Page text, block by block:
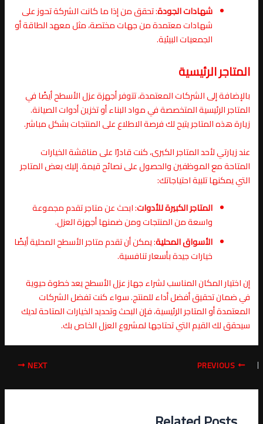
شهادات الجودة: تحقق من إذا ما كانت الشركة تحوز على
شهادات معتمدة من جهات مختصة، مثل معهد الطاقة أو
الجمعيات البيئية.
المتاجر الرئيسية
بالإضافة إلى الشركات المعتمدة، تتوفر أجهزة عزل الأسطح أيضًا في
المتاجر الرئيسية المتخصصة في مواد البناء أو تخزين أدوات الصيانة.
زيارة هذه المتاجر يتيح لك فرصة الاطلاع على المنتجات بشكل مباشر.
عند زيارتي لأحد المتاجر الكبرى، كنت قادرًا على مناقشة الخيارات
المتاحة مع الموظفين والحصول على نصائح قيمة. إليك بعض المتاجر
التي يمكنها تلبية احتياجاتك:
المتاجر الكبيرة للأدوات: ابحث عن متاجر تقدم مجموعة
واسعة من المنتجات ومن ضمنها أجهزة العزل.
الأسواق المحلية: يمكن أن تقدم متاجر الأسطح المحلية أيضًا
خيارات جيدة بأسعار تنافسية.
إن اختيار المكان المناسب لشراء جهاز عزل الأسطح يعد خطوة حيوية
في ضمان تحقيق أفضل أداء للمنتج. سواء كنت تفضل الشركات
المعتمدة أو المتاجر الرئيسية، فإن البحث وتحديد الخيارات المتاحة لديك
سيحقق لك القيم التي تحتاجها لمشروع العزل الخاص بك.
NEXT